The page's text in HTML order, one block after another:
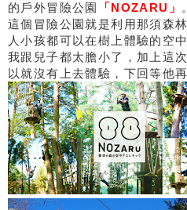
的戶外冒險公園
「NOZARU」
。
這個冒險公園就是利用那須森
人小孩都可以在樹上體驗的空
我跟兒子都太膽小了，加上這
以就沒有上去體驗，下回等他